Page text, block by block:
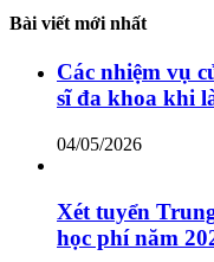
Bài viết mới nhất
Các nhiệm vụ
sĩ đa khoa khi
04/05/2026
Xét tuyển
học phí năm